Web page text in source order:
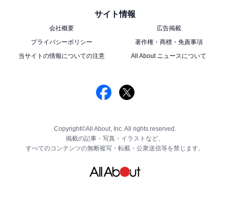
サイト情報
会社概要
広告掲載
プライバシーポリシー
著作権・商標・免責事項
当サイトの情報についての注意
All About ニュースについて
Copyright©All About, Inc. All rights reserved.
掲載の記事・写真・イラストなど、
すべてのコンテンツの無断複写・転載・公衆送信等を禁じます。